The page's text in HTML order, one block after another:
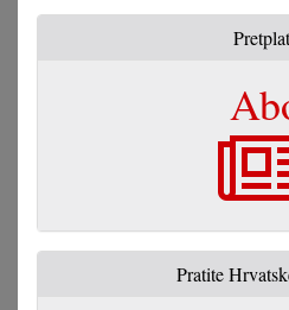
Pratite